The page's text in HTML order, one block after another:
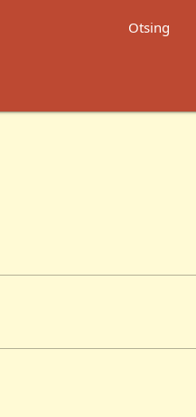
Otsing